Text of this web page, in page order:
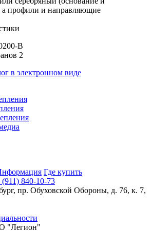
профили и направляющие
B
2
в электронном виде
Где купить
(911) 840-10-73
, пр. Обуховской Обороны, д. 76, к. 7,
"Легион"